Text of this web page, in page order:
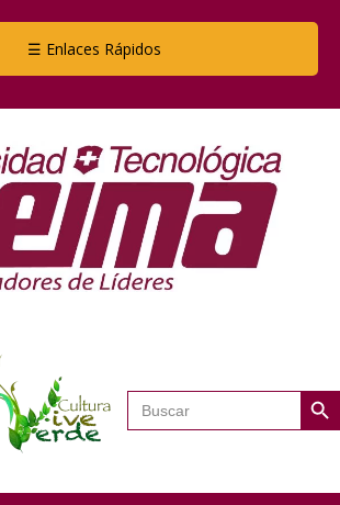
☰ Enlaces Rápidos
Buscar: Botón